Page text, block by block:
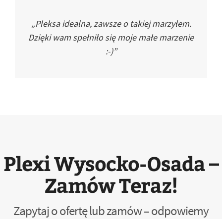
„Pleksa idealna, zawsze o takiej marzyłem.
Dzięki wam spełniło się moje małe marzenie
:-)”
Plexi Wysocko-Osada –
Zamów Teraz!
Zapytaj o ofertę lub zamów – odpowiemy